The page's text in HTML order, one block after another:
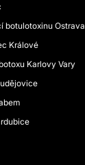
botulotoxinu Ostrava
Králové
Karlovy Vary